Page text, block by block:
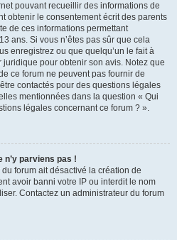
pouvant recueillir des informations de
obtenir le consentement écrit des parents
de ces informations permettant
ans. Si vous n’êtes pas sûr que cela
enregistrez ou que quelqu’un le fait à
pour obtenir son avis. Notez que
ce forum ne peuvent pas fournir de
contactés pour des questions légales
mentionnées dans la question « Qui
légales concernant ce forum ? ».
n’y parviens pas !
du forum ait désactivé la création de
avoir banni votre IP ou interdit le nom
Contactez un administrateur du forum